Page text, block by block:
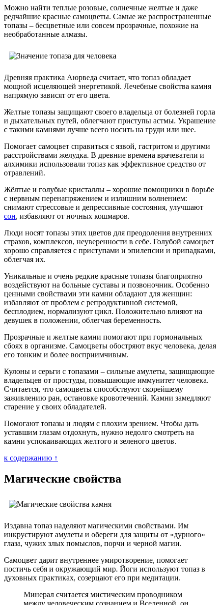
Можно найти теплые розовые, солнечные желтые и даже
редчайшие красные самоцветы. Самые же распространенные
топазы – бесцветные или совсем прозрачные, похожие на
необработанные алмазы.
Древняя практика Аюрведа считает, что топаз обладает
мощной исцеляющей энергетикой. Лечебные свойства камня
напрямую зависят от его цвета.
Желтые топазы защищают своего владельца от болезней горла
и дыхательных путей, облегчают приступы астмы. Украшение
с такими камнями лучше всего носить на груди или шее.
Помогает самоцвет справиться с язвой, гастритом и другими
расстройствами желудка. В древние времена врачеватели и
алхимики использовали топаз как эффективное средство от
отравлений.
Жёлтые и голубые кристаллы – хорошие помощники в борьбе
с нервным перенапряжением и излишним волнением:
снимают стрессовые и депрессивные состояния, улучшают
сон, избавляют от ночных кошмаров.
Люди носят топазы этих цветов для преодоления внутренних
страхов, комплексов, неуверенности в себе. Голубой самоцвет
хорошо справляется с приступами и эпилепсии и припадками,
облегчая их.
Уникальные и очень редкие красные топазы благоприятно
воздействуют на больные суставы и позвоночник. Особенно
ценными свойствами эти камни обладают для женщин:
избавляют от проблем с репродуктивной системой,
бесплодием, нормализуют цикл. Положительно влияют на
девушек в положении, облегчая беременность.
Прозрачные и желтые камни помогают при гормональных
сбоях в организме. Самоцветы обостряют вкус человека, делая
его тонким и более восприимчивым.
Кулоны и серьги с топазами – сильные амулеты, защищающие
владельцев от простуды, повышающие иммунитет человека.
Считается, что самоцветы способствуют скорейшему
заживлению ран, остановке кровотечений. Камни замедляют
старение у своих обладателей.
Помогают топазы и людям с плохим зрением. Чтобы дать
уставшим глазам отдохнуть, нужно недолго смотреть на
камни успокаивающих желтого и зеленого цветов.
к содержанию ↑
Магические свойства
Издавна топаз наделяют магическими свойствами. Им
инкрустируют амулеты и обереги для защиты от «дурного»
глаза, чужих злых помыслов, порчи и черной магии.
Самоцвет дарит внутреннее умиротворение, помогает
постичь себя и окружающий мир. Йоги используют топаз в
духовных практиках, созерцают его при медитации.
Минерал считается мистическим проводником